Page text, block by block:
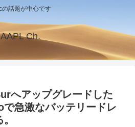
の話題が中心です
AAPL Ch.
へアップグレードした
急激なバッテリードレ